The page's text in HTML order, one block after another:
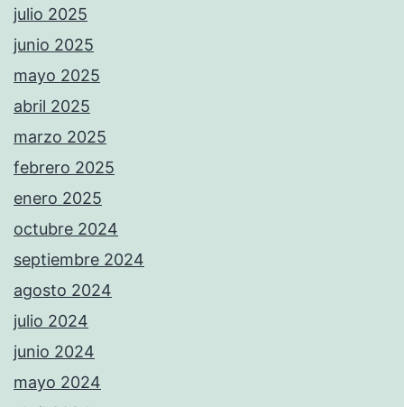
julio 2025
junio 2025
mayo 2025
abril 2025
marzo 2025
febrero 2025
enero 2025
octubre 2024
septiembre 2024
agosto 2024
julio 2024
junio 2024
mayo 2024